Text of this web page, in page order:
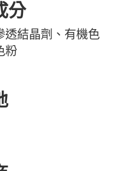
分
透結晶劑、有機色
粉